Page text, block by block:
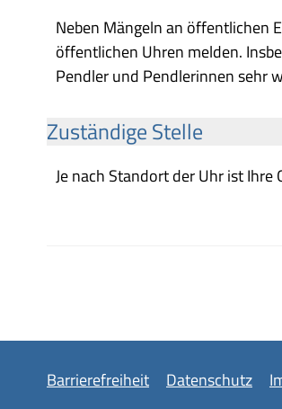
Neben Mängeln an öffentlichen
öffentlichen Uhren melden.
Pendler und Pendlerinnen sehr
Zuständige Stelle
Je nach Standort der Uhr ist
Barrierefreiheit Datenschutz